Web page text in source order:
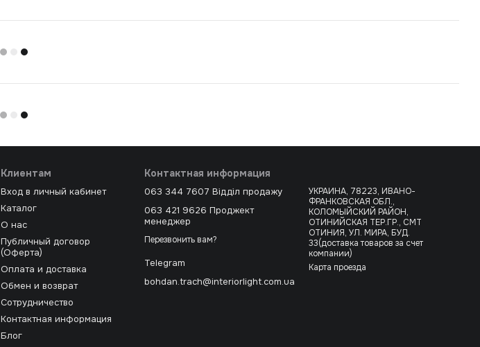
Клиентам
Вход в личный кабинет
Каталог
О нас
Публичный договор
(Оферта)
Оплата и доставка
Обмен и возврат
Сотрудничество
Контактная информация
Блог
Контактная информация
063 344 7607 Відділ продажу
063 421 9626 Проджект
менеджер
Перезвонить вам?
Telegram
bohdan.trach@interiorlight.com.ua
УКРАИНА, 78223, ИВАНО-
ФРАНКОВСКАЯ ОБЛ.,
КОЛОМЫЙСКИЙ РАЙОН,
ОТИНИЙСКАЯ ТЕР.ГР., СМТ
ОТИНИЯ, УЛ. МИРА, БУД.
33(доставка товаров за счет
компании)
Карта проезда